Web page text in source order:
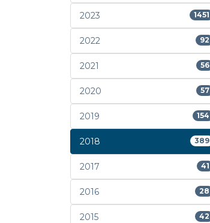
2023 1451
2022 92
2021 56
2020 57
2019 154
2018 389
2017 41
2016 28
2015 42